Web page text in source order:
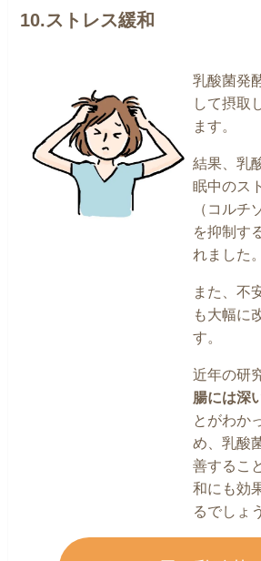
10.ストレス緩和
乳酸菌発
して摂取
ます。
結果、乳
眠中のス
（コルチ
を抑制す
れました。
また、不
も大幅に
す。
近年の研
腸には深
とがわか
め、乳酸
善するこ
和にも効
るでしょ